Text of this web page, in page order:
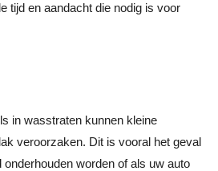
tijd en aandacht die nodig is voor
in wasstraten kunnen kleine
veroorzaken. Dit is vooral het geval
worden of als uw auto